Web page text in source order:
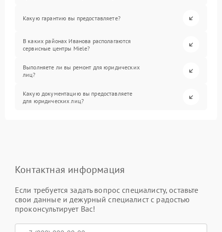
Какую гарантию вы предоставляете?
В каких районах Иванова располагаются
сервисные центры Miele?
Выполняете ли вы ремонт для юридических
лиц?
Какую документацию вы предоставляете
для юридических лиц?
Контактная информация
Если требуется задать вопрос специалисту, оставьте
свои данные и дежурный специалист с радостью
проконсультирует Вас!